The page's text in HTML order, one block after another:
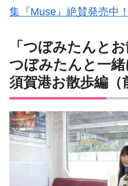
集『Muse』絶賛発売中！
「つぼみたんと
つぼみたんと一
須賀港お散歩編（